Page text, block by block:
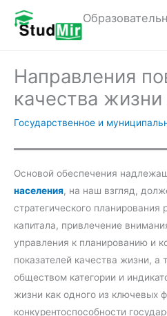
Перейти
содержимому
Направления
качества
Государственное и
Основой обеспечения
населения, на наш взгляд,
стратегического планирования
капитала, привлечение
управления к планированию и
показателей качества жизни, а
обществом категории и
жизни как одного из ключевых
конкурентоспособности